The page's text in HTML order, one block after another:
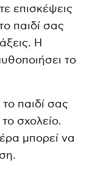
επισκέψεις
παιδί σας
Η
το
παιδί σας
σχολείο.
μπορεί να